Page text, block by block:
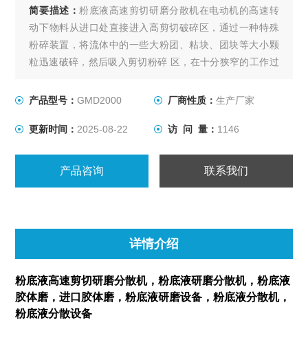
简要描述：粉底液高速剪切研磨分散机在电动机的高速转
动下物料从进口处直接进入高剪切破碎区，通过一种特殊
粉碎装置，将流体中的一些大粉团、粘块、团块等大小颗
粒迅速破碎，然后吸入剪切粉碎 区，在十分狭窄的工作过
摩擦及研磨破碎等。
产品型号：GMD2000 厂商性质： 生产厂家
更新时间： 2025-08-22 访 问 量： 1146
产品咨询 联系我们
详情介绍
粉底液高速剪切研磨分散机，粉底液研磨分散机，粉底液
胶体磨，进口胶体磨，粉底液研磨设备，粉底液分散机，
粉底液分散设备